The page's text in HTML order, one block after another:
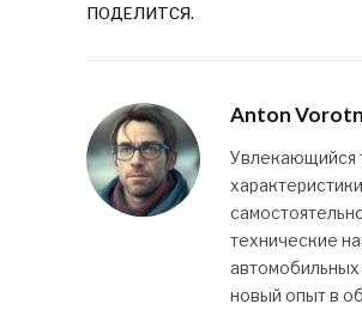
ПОДЕЛИТСЯ.
Anton
Увлекающийся
технические
автомобильных
новый опыт в